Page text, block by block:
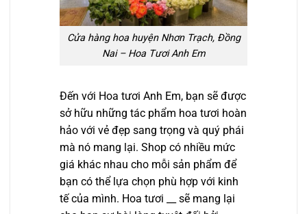
Cửa hàng hoa huyện Nhơn Trạch, Đồng
Nai – Hoa Tươi Anh Em
Đến với Hoa tươi Anh Em, bạn sẽ được
sở hữu những tác phẩm hoa tươi hoàn
hảo với vẻ đẹp sang trọng và quý phái
mà nó mang lại. Shop có nhiều mức
giá khác nhau cho mỗi sản phẩm để
bạn có thể lựa chọn phù hợp với kinh
tế của mình. Hoa tươi __ sẽ mang lại